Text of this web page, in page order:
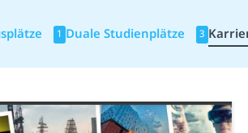
1 Duale Studienplätze 3